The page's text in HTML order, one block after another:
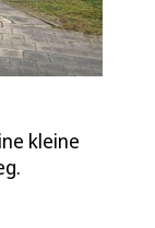
kleine